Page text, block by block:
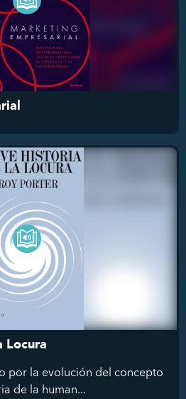
Locura
por la evolución del concepto
de la human...